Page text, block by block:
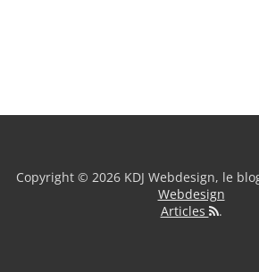
Copyright © 2026 KDJ Webdesign, le
Webdesign
Articles
.